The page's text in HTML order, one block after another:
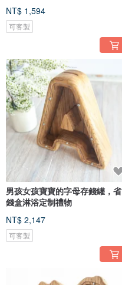
NT$ 1,594
可客製
男孩女孩寶寶的字母存錢罐，省
錢盒淋浴定制禮物
NT$ 2,147
可客製